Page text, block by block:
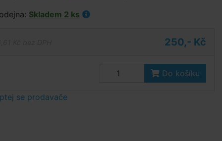
Skladem 2 ks
250,- Kč
Do košíku
se prodavače